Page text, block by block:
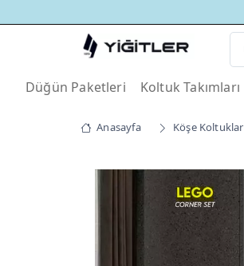
Düğün Paketleri Koltuk Takımları
Anasayfa Köşe Koltuklar